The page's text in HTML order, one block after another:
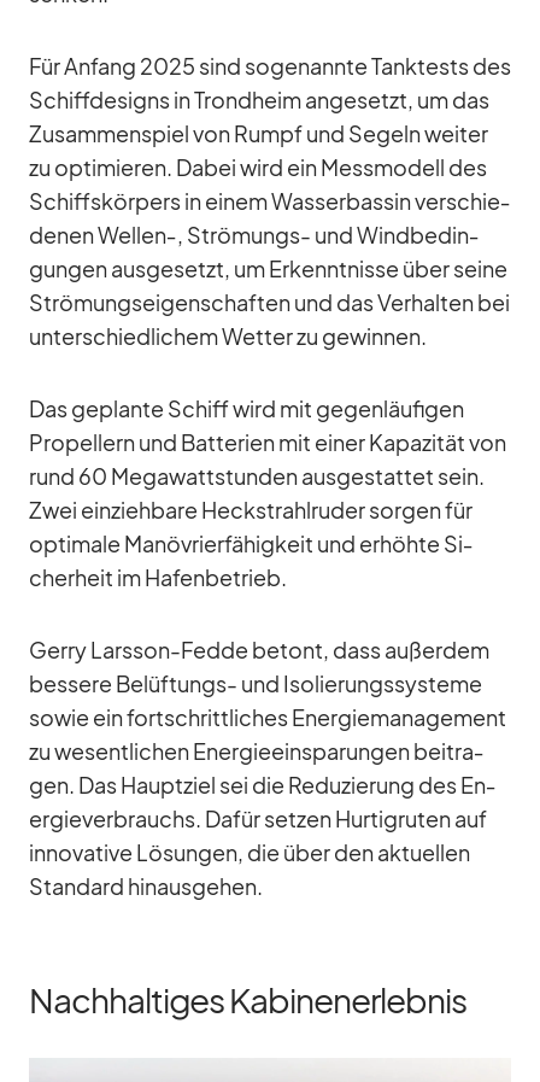
Für An­fang 2025 sind so­ge­nannte Tank­tests des
Schiff­de­signs in Trond­heim an­ge­setzt, um das
Zu­sam­men­spiel von Rumpf und Se­geln wei­ter
zu op­ti­mie­ren. Da­bei wird ein Mess­mo­dell des
Schiffs­kör­pers in ei­nem Was­ser­bas­sin ver­schie­
de­nen Wellen‑, Strö­mungs- und Wind­be­din­
gun­gen aus­ge­setzt, um Er­kennt­nisse über seine
Strö­mungs­ei­gen­schaf­ten und das Ver­hal­ten bei
un­ter­schied­li­chem Wet­ter zu ge­win­nen.
Das ge­plante Schiff wird mit ge­gen­läu­fi­gen
Pro­pel­lern und Bat­te­rien mit ei­ner Ka­pa­zi­tät von
rund 60 Me­ga­watt­stun­den aus­ge­stat­tet sein.
Zwei ein­zieh­bare Heck­strahl­ru­der sor­gen für
op­ti­male Ma­nö­vrier­fä­hig­keit und er­höhte Si­
cher­heit im Ha­fen­be­trieb.
Gerry Lars­son-Fedde be­tont, dass au­ßer­dem
bes­sere Be­lüf­tungs- und Iso­lie­rungs­sys­teme
so­wie ein fort­schritt­li­ches En­er­gie­ma­nage­ment
zu we­sent­li­chen En­er­gie­ein­spa­run­gen bei­tra­
gen. Das Haupt­ziel sei die Re­du­zie­rung des En­
er­gie­ver­brauchs. Da­für set­zen Hur­tig­ru­ten auf
in­no­va­tive Lö­sun­gen, die über den ak­tu­el­len
Stan­dard hin­aus­ge­hen.
Nachhaltiges Kabinenerlebnis